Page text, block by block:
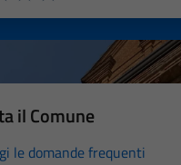
Valuta 5 stelle su 5
Valuta 4 stelle su 5
3 stelle su 5
2 stelle su 5
su 5
il Comune
le domande frequenti